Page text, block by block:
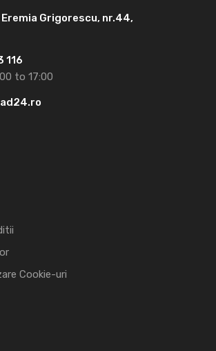
Grigorescu, nr.44,
116
to 17:00
Cookie-uri